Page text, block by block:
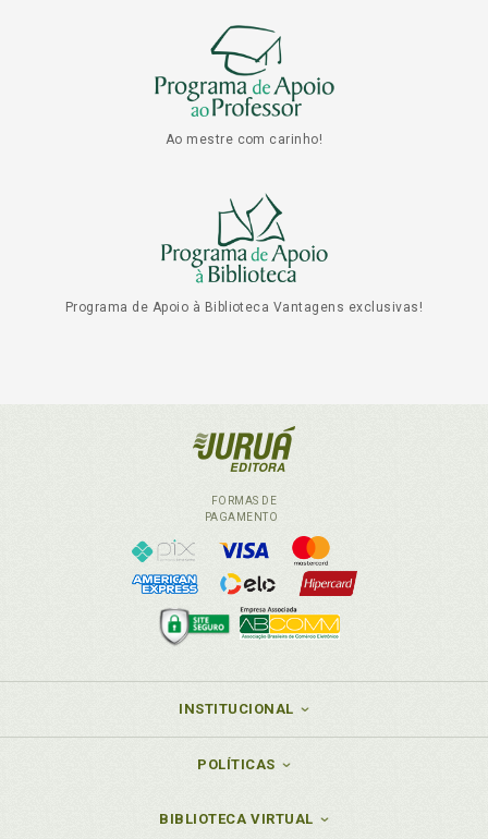
Ao mestre com carinho!
Programa de Apoio à Biblioteca Vantagens exclusivas!
FORMAS DE
PAGAMENTO
INSTITUCIONAL
POLÍTICAS
BIBLIOTECA VIRTUAL